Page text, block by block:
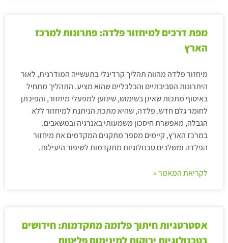
מפת דרכים למיחזור פלדה: פתרונות למרכז
הארץ
מיחזור פלדה מהווה תהליך קרדינלי בתעשייה המודרנית, לאור
היתרונות הסביבתיים והכלכליים שהוא מציע. התהליך מתחיל
באיסוף מתכות שאינן בשימוש, שינוען למפעלי מיחזור, והפיכתן
לחומר גלם חדש. פלדה, שהיא מתכת הניתנת למיחזור ללא
הגבלה, מאפשרת חיסכון משמעותי באנרגיה ובמשאבים.
במרכז הארץ, קיימים מספר מתקנים המקדמים את מיחזור
הפלדה ומשלבים טכנולוגיות מתקדמות לשיפור היעילות.
לקריאת המאמר »
אסטרטגיות חיתוך פלזמה מתקדמות: חידושים
בטכנולוגיות ירוקות למינימום פליטות